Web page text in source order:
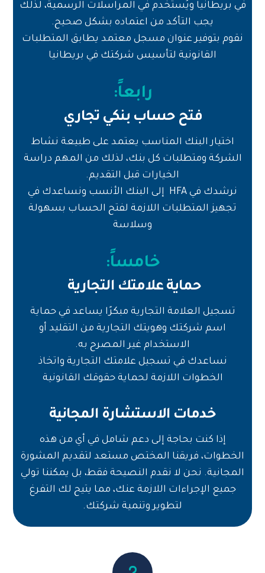
في بريطانيا ويُستخدم في المراسلات الرسمية، لذلك
يجب التأكد من اعتماده بشكل صحيح.
نقوم بتوفير عنوان مسجل معتمد يطابق المتطلبات
القانونية لتأسيس شركتك في بريطانيا
رابعاً:
فتح حساب بنكي تجاري
اختيار البنك المناسب يعتمد على طبيعة نشاط
الشركة ومتطلبات كل بنك، لذلك من المهم دراسة
الخيارات قبل التقديم.
نرشدك في HFA إلى البنك الأنسب ونساعدك في
تجهيز المتطلبات اللازمة لفتح الحساب بسهولة
وسلاسة
خامساً:
حماية علامتك التجارية
تسجيل العلامة التجارية مبكرًا يساعد في حماية
اسم شركتك وهويتك التجارية من التقليد أو
الاستخدام غير المصرح به.
نساعدك في تسجيل علامتك التجارية واتخاذ
الخطوات اللازمة لحماية حقوقك القانونية
خدمات الاستشارة المجانية
إذا كنت بحاجة إلى دعم شامل في أي من هذه
الخطوات، فريقنا المختص مستعد لتقديم المشورة
المجانية. نحن لا نقدم النصيحة فقط، بل يمكننا تولي
جميع الإجراءات اللازمة عنك، مما يتيح لك التفرغ
لتطوير وتنمية شركتك.